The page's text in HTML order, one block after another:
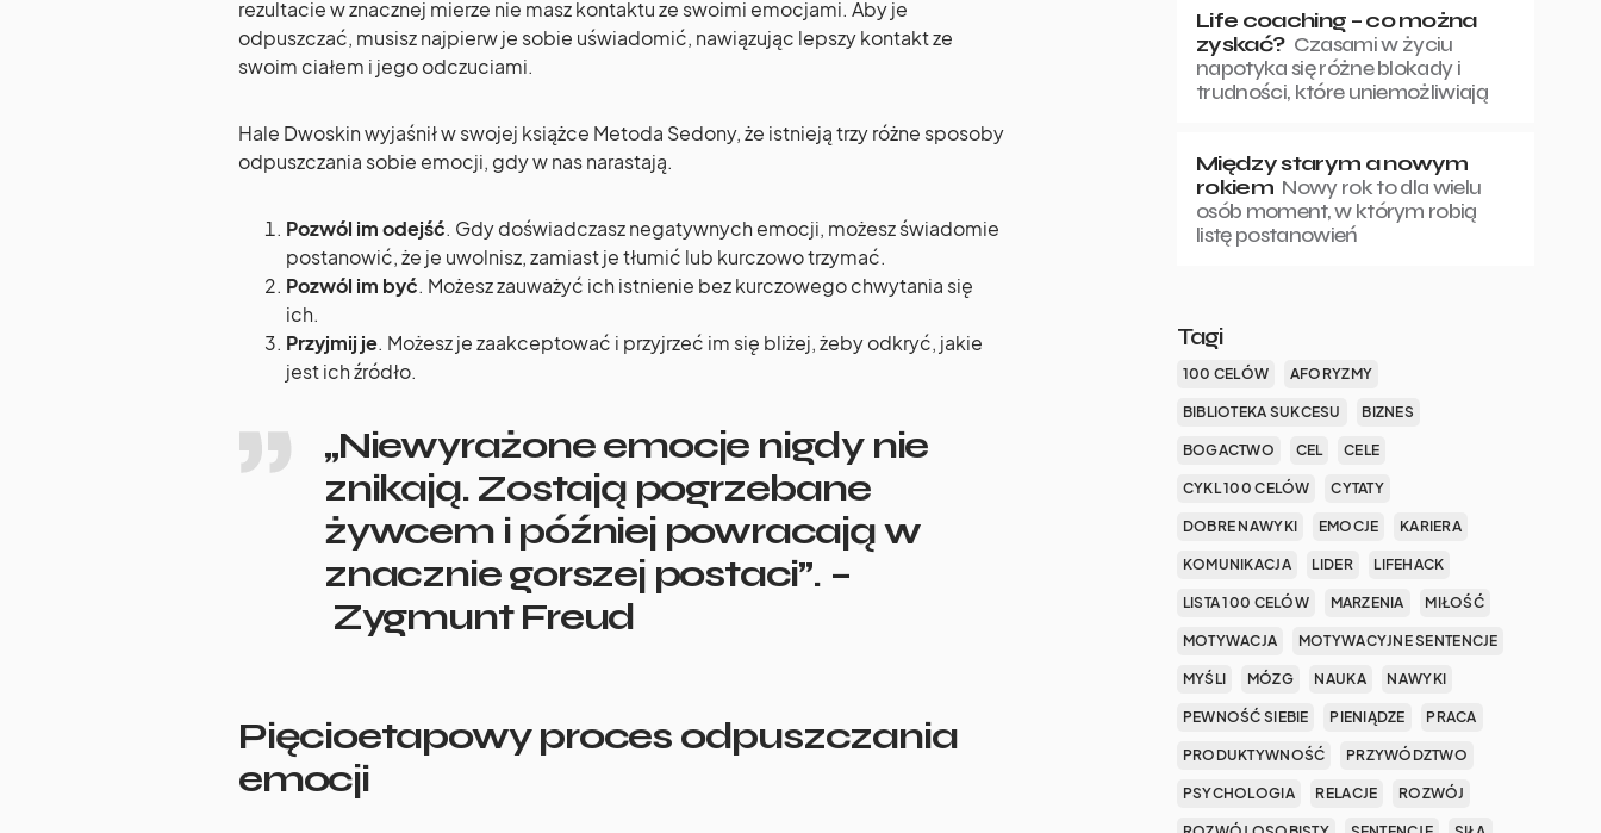
rezultacie w znacznej mierze nie masz kontaktu ze swoimi emocjami. Aby je
odpuszczać, musisz najpierw je sobie uświadomić, nawiązując lepszy kontakt ze
swoim ciałem i jego odczuciami.
Hale Dwoskin wyjaśnił w swojej książce Metoda Sedony, że istnieją trzy różne sposoby
odpuszczania sobie emocji, gdy w nas narastają.
Pozwól im odejść. Gdy doświadczasz negatywnych emocji, możesz świadomie
postanowić, że je uwolnisz, zamiast je tłumić lub kurczowo trzymać.
Pozwól im być. Możesz zauważyć ich istnienie bez kurczowego chwytania się
ich.
Przyjmij je. Możesz je zaakceptować i przyjrzeć im się bliżej, żeby odkryć, jakie
jest ich źródło.
„Niewyrażone emocje nigdy nie
znikają. Zostają pogrzebane
żywcem i później powracają w
znacznie gorszej postaci”. –
Zygmunt Freud
Pięcioetapowy proces odpuszczania
emocji
Life coaching – co można
zyskać? Czasami w życiu
napotyka się różne blokady i
trudności, które uniemożliwiają
Między starym a nowym
rokiem Nowy rok to dla wielu
osób moment, w którym robią
listę postanowień
Tagi
100 CELÓW AFORYZMY
BIBLIOTEKA SUKCESU BIZNES
BOGACTWO CEL CELE
CYKL 100 CELÓW CYTATY
DOBRE NAWYKI EMOCJE KARIERA
KOMUNIKACJA LIDER LIFEHACK
LISTA 100 CELÓW MARZENIA MIŁOŚĆ
MOTYWACJA MOTYWACYJNE SENTENCJE
MYŚLI MÓZG NAUKA NAWYKI
PEWNOŚĆ SIEBIE PIENIĄDZE PRACA
PRODUKTYWNOŚĆ PRZYWÓDZTWO
PSYCHOLOGIA RELACJE ROZWÓJ